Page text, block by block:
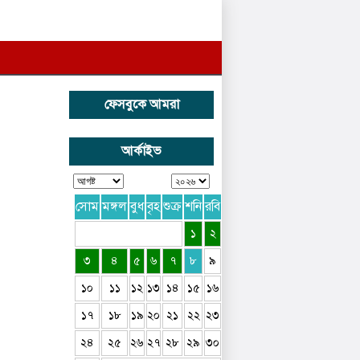
ফেসবুকে আমরা
আর্কাইভ
সোম মঙ্গল বুধ বৃহ শুক্র শনি রবি
১
২
৩
৪ ৫ ৬ ৭ ৮
৯
১০
১১ ১২ ১৩ ১৪ ১৫ ১৬
১৭
১৮ ১৯ ২০ ২১ ২২ ২৩
২৪
২৫ ২৬ ২৭ ২৮ ২৯ ৩০